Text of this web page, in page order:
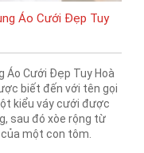
Áo Cưới Đẹp Tuy
Cưới Đẹp Tuy Hoà
biết đến với tên gọi
kiểu váy cưới được
sau đó xòe rộng từ
một con tôm.